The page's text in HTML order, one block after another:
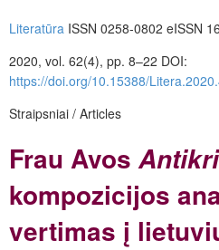
Literatūra ISSN 0258-0802 eISSN
2020, vol. 62(4), pp. 8–22 DOI:
https://doi.org/10.15388/
Straipsniai / Articles
Frau Avos
kompozicijos
vertimas į